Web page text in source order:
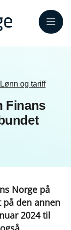
Meny
Lønn og tariff
Finans
Norge på
på den annen
2024 til